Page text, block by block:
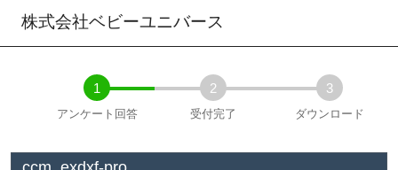
株式会社ベビーユニバース
1
アンケート回答
2
受付完了
3
ダウンロード